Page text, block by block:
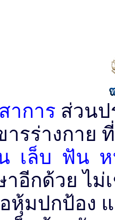
าการ ส่วน
ารร่างกาย
เล็บ ฟัน ห
าอีกด้วย ไ
หุ้มปกป้อง